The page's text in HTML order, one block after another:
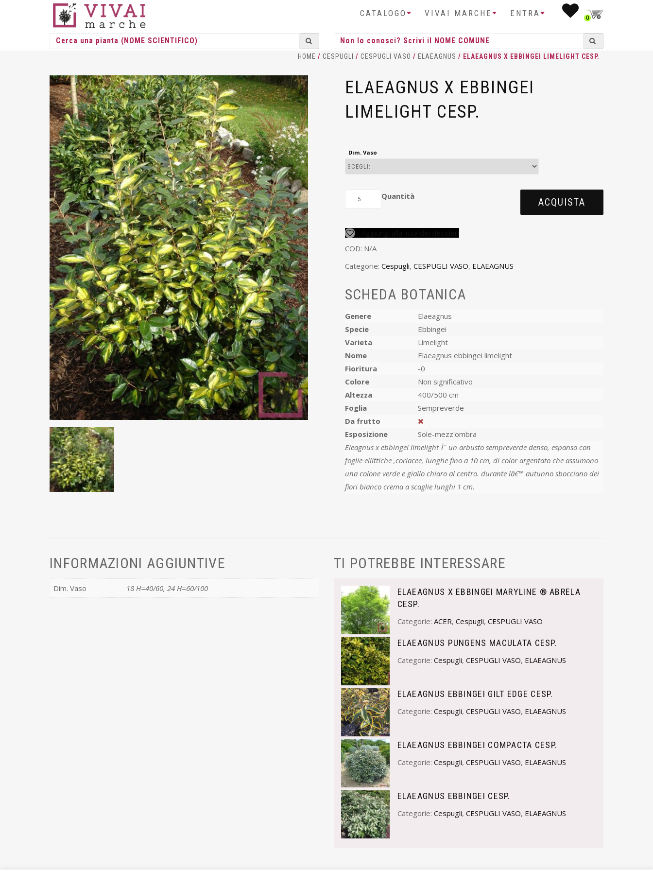
CATALOGO VIVAI MARCHE ENTRA 0
HOME / CESPUGLI / CESPUGLI VASO / ELAEAGNUS / ELAEAGNUS X EBBINGEI LIMELIGHT CESP.
ELAEAGNUS X EBBINGEI
LIMELIGHT CESP.
Dim. Vaso
Quantità
ACQUISTA
COD: N/A
Categorie: Cespugli, CESPUGLI VASO, ELAEAGNUS
SCHEDA BOTANICA
Genere
Elaeagnus
Specie
Ebbingei
Varieta
Limelight
Nome
Elaeagnus ebbingei limelight
Fioritura
-0
Colore
Non significativo
Altezza
400/500 cm
Foglia
Sempreverde
Da frutto
Esposizione
Sole-mezz'ombra
Eleagnus x ebbingei limelight أ¨ un arbusto sempreverde denso, espanso con
foglie ellittiche ,coriacee, lunghe fino a 10 cm, di color argentato che assumono
una colone verde e giallo chiaro al centro. durante lâ€™ autunno sbocciano dei
fiori bianco crema a scaglie lunghi 1 cm.
INFORMAZIONI AGGIUNTIVE
Dim. Vaso 18 H=40/60, 24 H=60/100
TI POTREBBE INTERESSARE
ELAEAGNUS X EBBINGEI MARYLINE ® ABRELA
CESP.
Categorie: ACER, Cespugli, CESPUGLI VASO
ELAEAGNUS PUNGENS MACULATA CESP.
Categorie: Cespugli, CESPUGLI VASO, ELAEAGNUS
ELAEAGNUS EBBINGEI GILT EDGE CESP.
Categorie: Cespugli, CESPUGLI VASO, ELAEAGNUS
ELAEAGNUS EBBINGEI COMPACTA CESP.
Categorie: Cespugli, CESPUGLI VASO, ELAEAGNUS
ELAEAGNUS EBBINGEI CESP.
Categorie: Cespugli, CESPUGLI VASO, ELAEAGNUS